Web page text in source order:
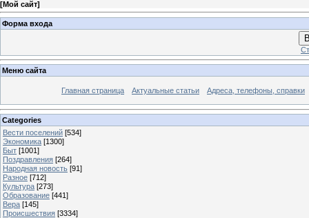
[Мой сайт]
Форма входа
Меню сайта
Главная страница Актуальные статьи Адреса, телефоны, справки
Categories
Вести поселений [534]
Экономика [1300]
Быт [1001]
Поздравления [264]
Народная новость [91]
Разное [712]
Культура [273]
Образование [441]
Вера [145]
Происшествия [3334]